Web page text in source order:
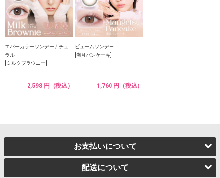
エバーカラーワンデーナチュ
ラル
[ミルクブラウニー]
2,598 円（税込）
ビュームワンデー
[満月パンケーキ]
1,760 円（税込）
お支払いについて
配送について